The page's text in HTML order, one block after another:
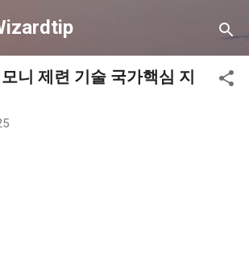
기본 콘텐츠로 건너뛰기
니 제련 기술 국가핵심 지